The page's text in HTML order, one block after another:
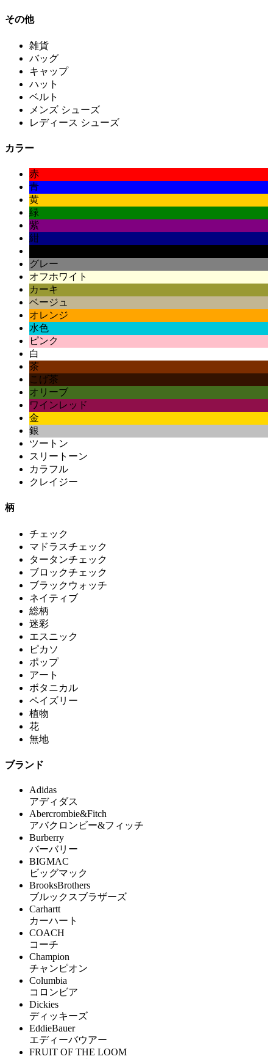
その他
雑貨
バッグ
キャップ
ハット
ベルト
メンズ シューズ
レディース シューズ
カラー
赤
青
黄
緑
紫
紺
グレー
オフホワイト
カーキ
ベージュ
オレンジ
水色
ピンク
白
茶
こげ茶
オリーブ
ワインレッド
金
銀
ツートン
スリートーン
カラフル
クレイジー
柄
チェック
マドラスチェック
タータンチェック
ブロックチェック
ブラックウォッチ
ネイティブ
総柄
迷彩
エスニック
ピカソ
ポップ
アート
ボタニカル
ペイズリー
植物
花
無地
ブランド
Adidas
アディダス
Abercrombie&Fitch
アバクロンビー&フィッチ
Burberry
バーバリー
BIGMAC
ビッグマック
BrooksBrothers
ブルックスブラザーズ
Carhartt
カーハート
COACH
コーチ
Champion
チャンピオン
Columbia
コロンビア
Dickies
ディッキーズ
EddieBauer
エディーバウアー
FRUIT OF THE LOOM